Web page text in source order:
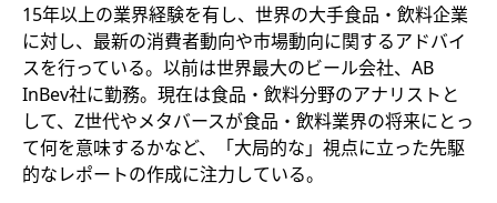
15年以上の業界経験を有し、世界の大手食品・飲料企業
に対し、最新の消費者動向や市場動向に関するアドバイ
スを行っている。以前は世界最大のビール会社、AB
InBev社に勤務。現在は食品・飲料分野のアナリストと
して、Z世代やメタバースが食品・飲料業界の将来にとっ
て何を意味するかなど、「大局的な」視点に立った先駆
的なレポートの作成に注力している。